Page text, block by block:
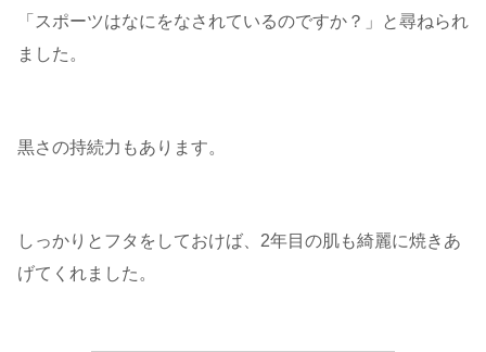
「スポーツはなにをなされているのですか？」と尋ねられ
ました。
黒さの持続力もあります。
しっかりとフタをしておけば、2年目の肌も綺麗に焼きあ
げてくれました。